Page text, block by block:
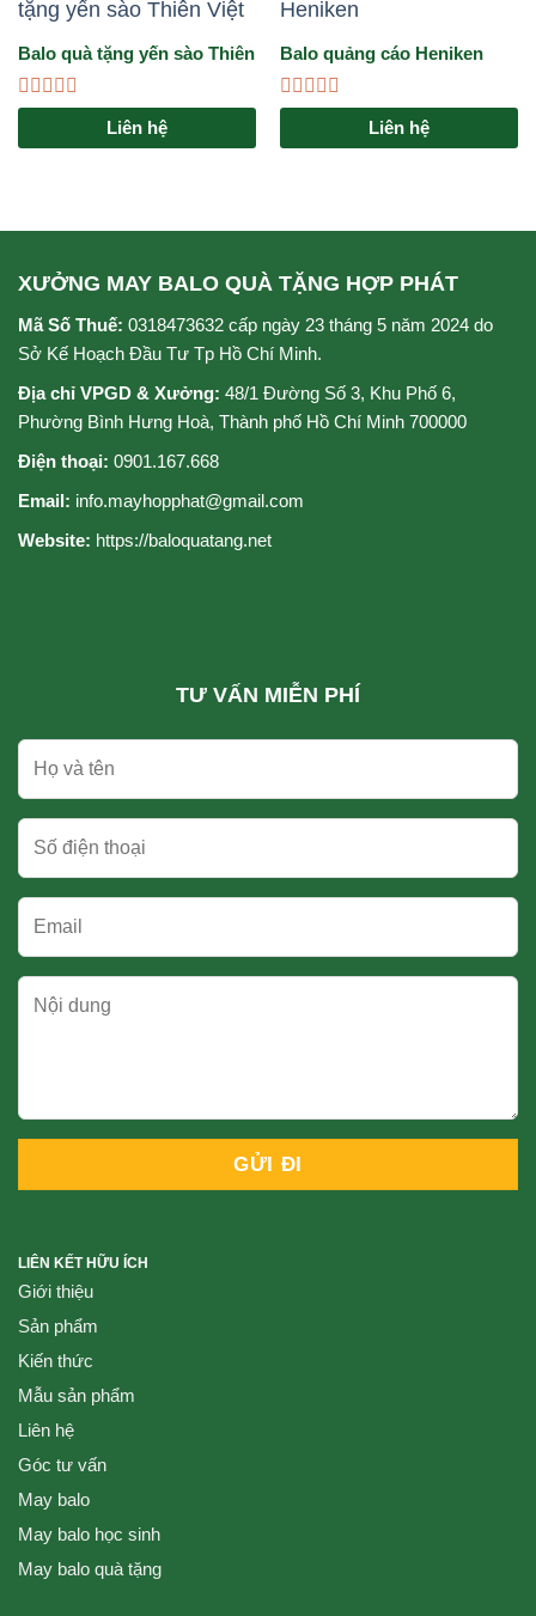
Balo quà tặng yến sào Thiên
Việt
Được
hạng
Liên hệ
Balo quảng cáo Heniken
Được
hạng
Liên hệ
XƯỞNG MAY BALO QUÀ TẶNG HỢP PHÁT
Mã Số Thuế: 0318473632 cấp ngày 23 tháng 5 năm 2024 do
Sở Kế Hoạch Đầu Tư Tp Hồ Chí Minh.
Địa chỉ VPGD & Xưởng: 48/1 Đường Số 3, Khu Phố 6,
Phường Bình Hưng Hoà, Thành phố Hồ Chí Minh 700000
Điện thoại: 0901.167.668
Email: info.mayhopphat@gmail.com
Website: https://baloquatang.net
TƯ VẤN MIỄN PHÍ
LIÊN KẾT HỮU ÍCH
Giới thiệu
Sản phẩm
Kiến thức
Mẫu sản phẩm
Liên hệ
Góc tư vấn
May balo
May balo học sinh
May balo quà tặng